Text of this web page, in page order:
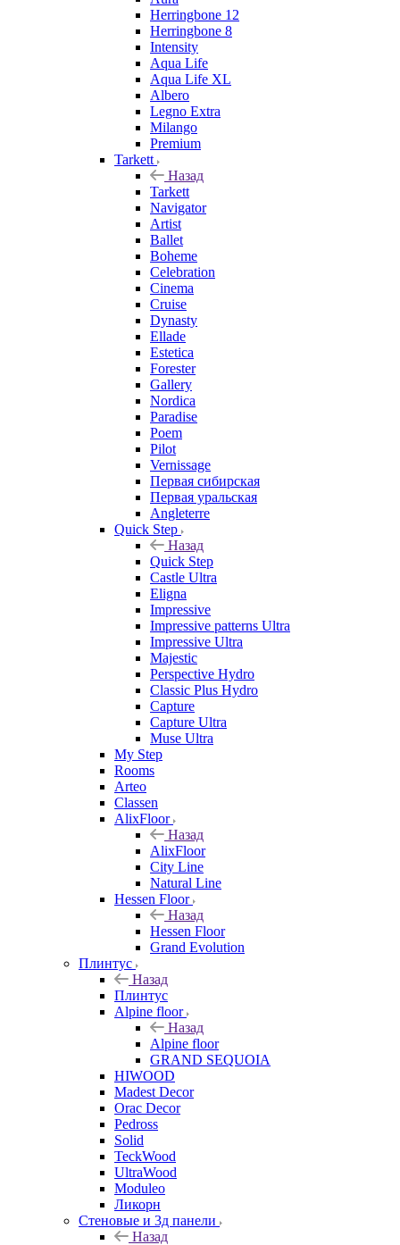
Herringbone 12
Herringbone 8
Intensity
Aqua Life
Aqua Life XL
Albero
Legno Extra
Milango
Premium
Tarkett
Назад
Tarkett
Navigator
Artist
Ballet
Boheme
Celebration
Cinema
Cruise
Dynasty
Ellade
Estetica
Forester
Gallery
Nordica
Paradise
Poem
Pilot
Vernissage
Первая сибирская
Первая уральская
Angleterre
Quick Step
Назад
Quick Step
Castle Ultra
Eligna
Impressive
Impressive patterns Ultra
Impressive Ultra
Majestic
Perspective Hydro
Classic Plus Hydro
Capture
Capture Ultra
Muse Ultra
My Step
Rooms
Arteo
Classen
AlixFloor
Назад
AlixFloor
City Line
Natural Line
Hessen Floor
Назад
Hessen Floor
Grand Evolution
Плинтус
Назад
Плинтус
Alpine floor
Назад
Alpine floor
GRAND SEQUOIA
HIWOOD
Madest Decor
Orac Decor
Pedross
Solid
TeckWood
UltraWood
Moduleo
Ликорн
Стеновые и 3д панели
Назад